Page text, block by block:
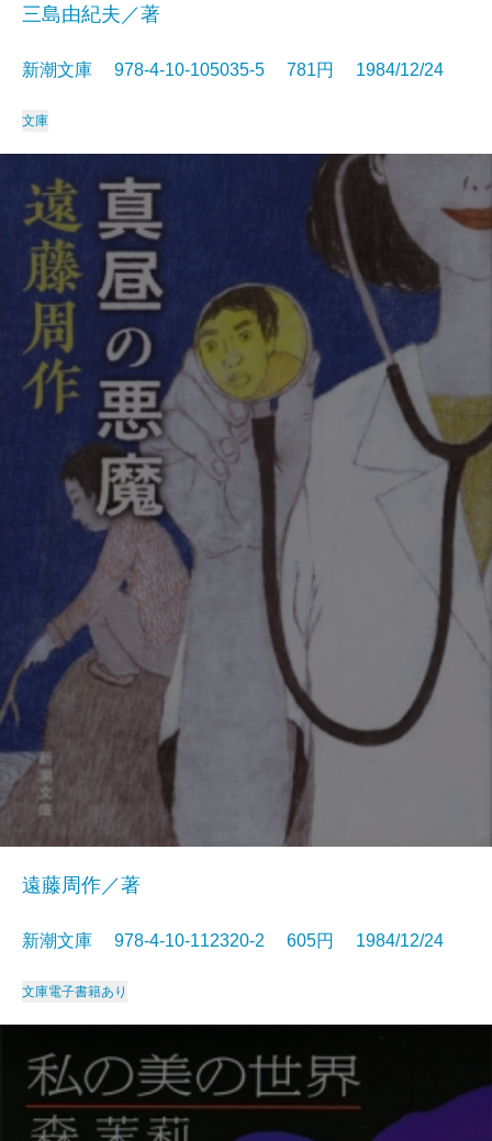
三島由紀夫／著
新潮文庫 978-4-10-105035-5 781円 1984/12/24
文庫
遠藤周作／著
新潮文庫 978-4-10-112320-2 605円 1984/12/24
文庫電子書籍あり